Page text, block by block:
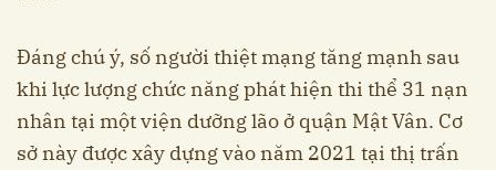
Đáng chú ý, số người thiệt mạng tăng mạnh sau
khi lực lượng chức năng phát hiện thi thể 31 nạn
nhân tại một viện dưỡng lão ở quận Mật Vân. Cơ
sở này được xây dựng vào năm 2021 tại thị trấn